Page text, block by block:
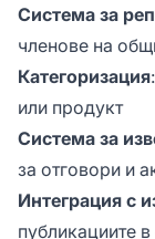
Система за
членове на
Категоризация
или продукт
Система за
за отговори и
Интеграция с
публикациите